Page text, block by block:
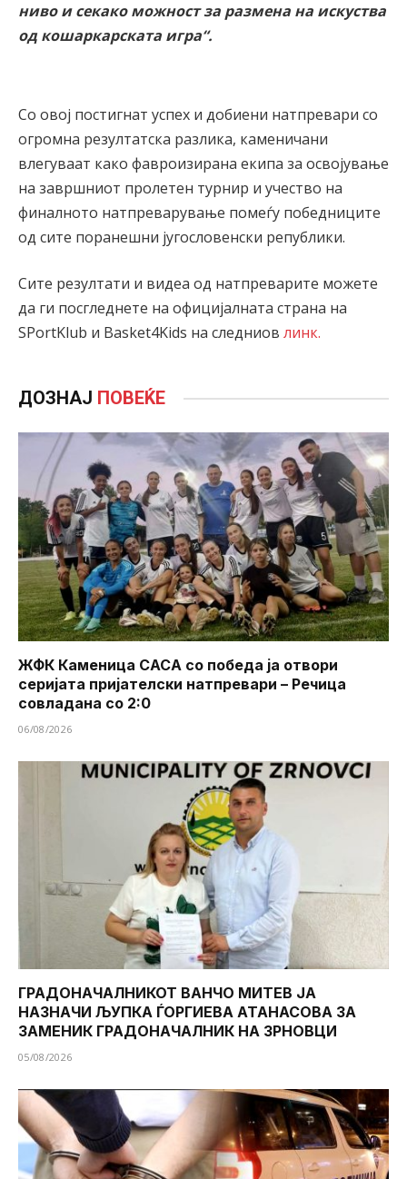
ниво и секако можност за размена на искуства
од кошаркарската игра“.
Со овој постигнат успех и добиени натпревари со
огромна резултатска разлика, каменичани
влегуваат како фавроизирана екипа за освојување
на завршниот пролетен турнир и учество на
финалното натпреварување помеѓу победниците
од сите поранешни југословенски републики.
Сите резултати и видеа од натпреварите можете
да ги посгледнете на официјалната страна на
SPortKlub и Basket4Kids на следниов линк.
ДОЗНАЈ ПОВЕЌЕ
ЖФК Каменица САСА со победа ја отвори
серијата пријателски натпревари – Речица
совладана со 2:0
06/08/2026
ГРАДОНАЧАЛНИКОТ ВАНЧО МИТЕВ ЈА
НАЗНАЧИ ЉУПКА ЃОРГИЕВА АТАНАСОВА ЗА
ЗАМЕНИК ГРАДОНАЧАЛНИК НА ЗРНОВЦИ
05/08/2026